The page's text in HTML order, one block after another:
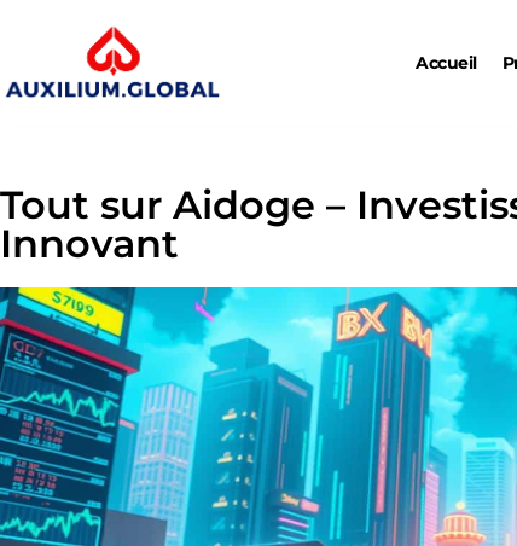
Accueil
Tout sur Aidoge –
Innovant